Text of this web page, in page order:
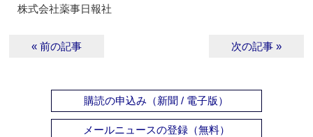
株式会社薬事日報社
« 前の記事 次の記事 »
購読の申込み（新聞 / 電子版）
メールニュースの登録（無料）